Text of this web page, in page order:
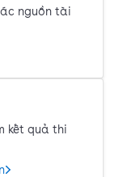
nguồn tài
kết quả thi